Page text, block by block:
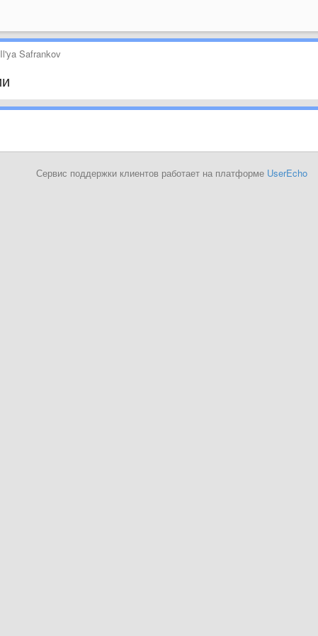
Il'ya Safrankov
Сервис поддержки клиентов работает на платформе UserEcho